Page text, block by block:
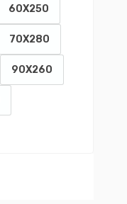
60X250
70X280
90X260